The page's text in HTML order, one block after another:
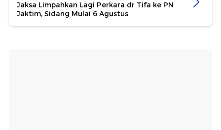
Jaksa Limpahkan Lagi Perkara dr Tifa ke PN
Jaktim, Sidang Mulai 6 Agustus